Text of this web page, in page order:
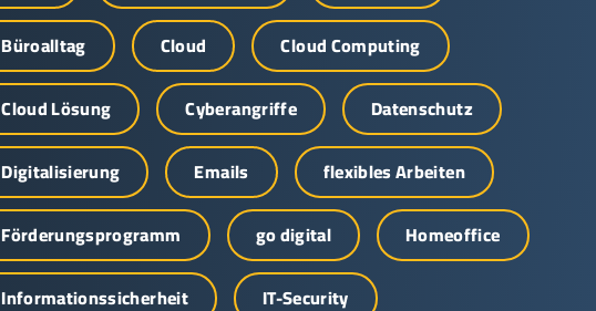
Büroalltag
Cloud
Cloud Computing
Cloud Lösung
Cyberangriffe
Datenschutz
Digitalisierung
Emails
flexibles Arbeiten
Förderungsprogramm
go digital
Homeoffice
Informationssicherheit
IT-Security